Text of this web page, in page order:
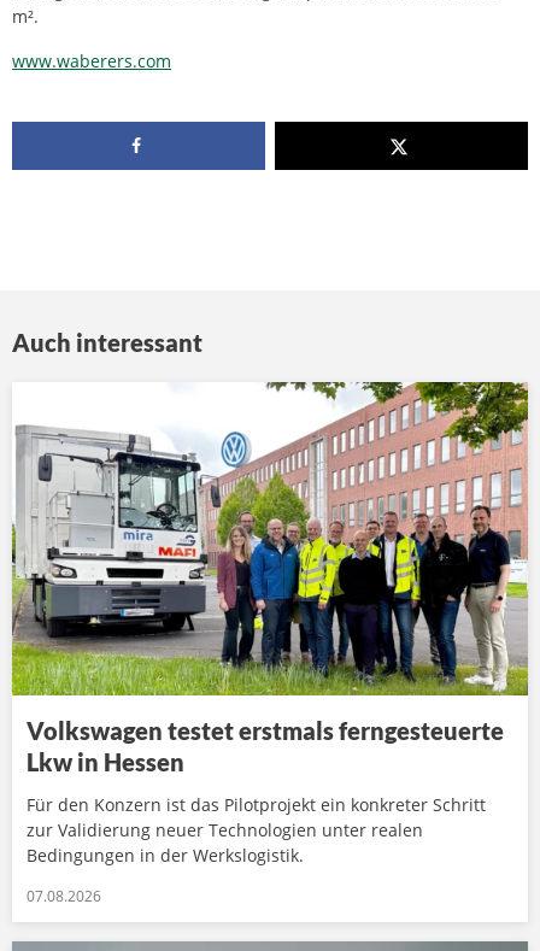
m².
www.waberers.com
Auch interessant
Volkswagen testet erstmals ferngesteuerte
Lkw in Hessen
Für den Konzern ist das Pilotprojekt ein konkreter Schritt
zur Validierung neuer Technologien unter realen
Bedingungen in der Werkslogistik.
07.08.2026